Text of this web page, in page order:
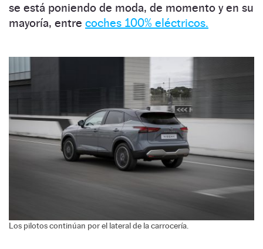
se está poniendo de moda, de momento y en su
mayoría, entre coches 100% eléctricos.
Los pilotos continúan por el lateral de la carrocería.